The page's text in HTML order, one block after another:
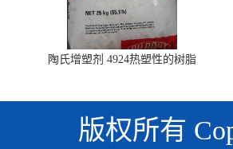
陶氏增塑剂 4924热塑性的树脂
版权所有